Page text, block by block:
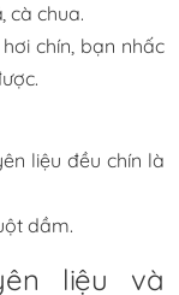
cà chua.
chín, bạn nhấc
liệu đều chín là
dầm.
liệu và